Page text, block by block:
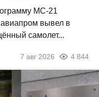
МС-21
авиапром вывел в
самолет...
7 авг 2026 4 844